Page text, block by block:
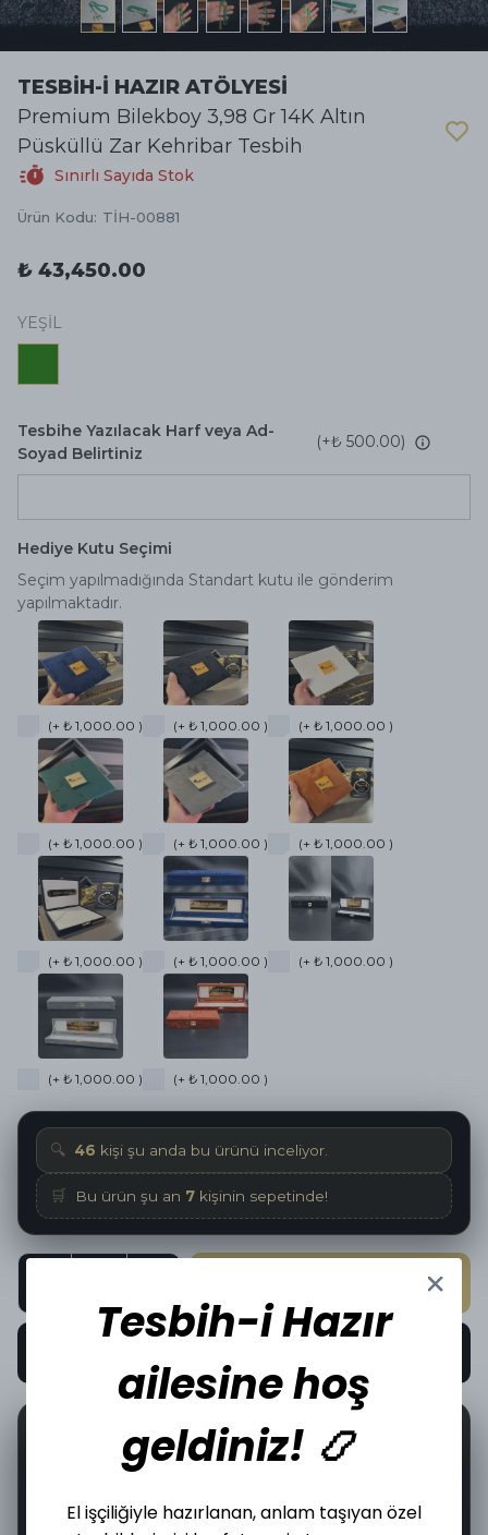
TESBİH-İ HAZIR ATÖLYESİ
Premium Bilekboy 3,98 Gr 14K Altın
Püsküllü Zar Kehribar Tesbih
Sınırlı Sayıda Stok
Ürün Kodu: TİH-00881
₺ 43,450.00
YEŞİL
Tesbihe Yazılacak Harf veya Ad-
Soyad Belirtiniz
(+₺ 500.00)
Hediye Kutu Seçimi
Seçim yapılmadığında Standart kutu ile gönderim
yapılmaktadır.
(+ ₺ 1,000.00 ) (+ ₺ 1,000.00 ) (+ ₺ 1,000.00 )
(+ ₺ 1,000.00 ) (+ ₺ 1,000.00 ) (+ ₺ 1,000.00 )
(+ ₺ 1,000.00 ) (+ ₺ 1,000.00 ) (+ ₺ 1,000.00 )
(+ ₺ 1,000.00 ) (+ ₺ 1,000.00 )
🔍 46 kişi şu anda bu ürünü inceliyor.
🛒 Bu ürün şu an 7 kişinin sepetinde!
İncelediğiniz üründen bugün 20adet satıldı.
Tesbih-i Hazır
ailesine hoş
geldiniz! 📿
El işçiliğiyle hazırlanan, anlam taşıyan özel